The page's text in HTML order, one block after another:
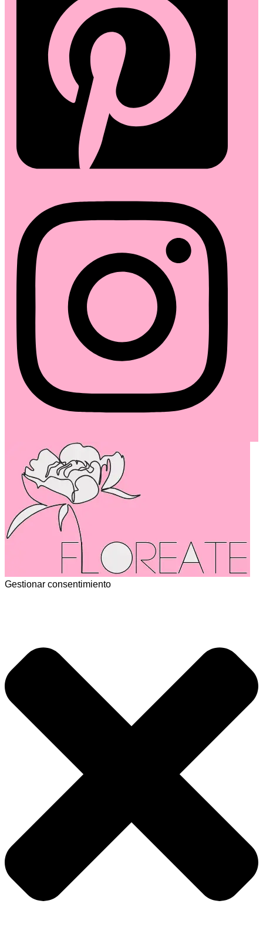
Gestionar consentimiento